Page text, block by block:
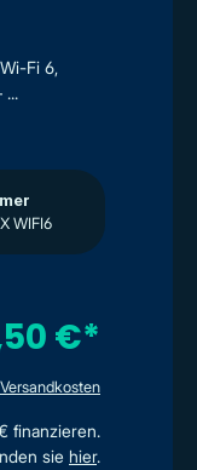
Fi 6,
...
WIFI6
€*
finanzieren.
sie hier.